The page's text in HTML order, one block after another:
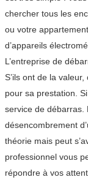
chercher tous les
ou votre
d’appareils
L’entreprise de
S’ils ont de la
pour sa prestation.
service de débarras.
désencombrement
théorie mais peut
professionnel vous
répondre à vos